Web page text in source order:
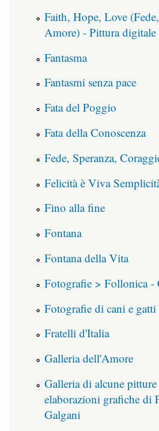
Faith, Hope, Love
Amore) - Pittura digitale
Fantasma
Fantasmi senza pace
Fata del Poggio
Fata della Conoscenza
Fede, Speranza,
Felicità è Viva
Fino alla fine
Fontana
Fontana della Vita
Fotografie > Follonica -
Fotografie di cani e gatti
Fratelli d'Italia
Galleria dell'Amore
Galleria di alcune
elaborazioni grafiche di
Galgani